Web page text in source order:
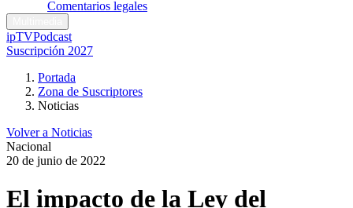
Comentarios legales
ipTVPodcast
Suscripción 2027
Portada
Zona de Suscriptores
Noticias
Volver a Noticias
Nacional
20 de junio de 2022
El impacto de la Ley del